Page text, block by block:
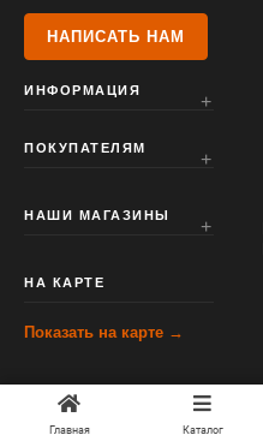
НАПИСАТЬ НАМ
ИНФОРМАЦИЯ
ПОКУПАТЕЛЯМ
НАШИ МАГАЗИНЫ
НА КАРТЕ
Показать на карте →
Главная Каталог